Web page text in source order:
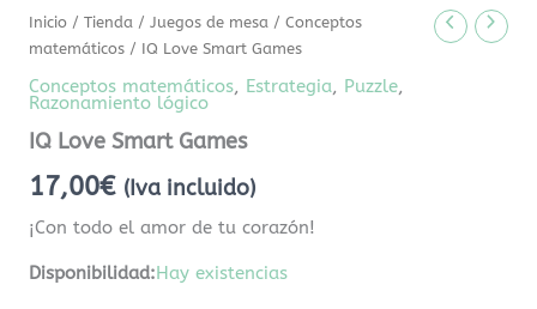
Inicio /Tienda /Juegos de mesa /Conceptos
matemáticos / IQ Love Smart Games
Conceptos matemáticos, Estrategia, Puzzle,
Razonamiento lógico
IQ Love Smart Games
17,00€ (Iva incluido)
¡Con todo el amor de tu corazón!
Disponibilidad:Hay existencias